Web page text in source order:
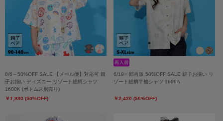
8/6～50%OFF SALE 【メール便】対応可 親
子お揃い ディズニー リゾート総柄シャツ
1600K (ボトムス別売り)
￥1,980 (50%OFF)
6/19一部再販 50%OFF SALE 親子お揃い リ
ゾート総柄半袖シャツ 1609A
￥2,420 (50%OFF)